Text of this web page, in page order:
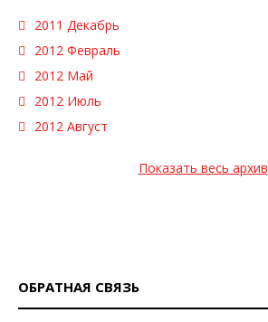
2011 Декабрь
2012 Февраль
2012 Май
2012 Июль
2012 Август
Показать весь архив
ОБРАТНАЯ СВЯЗЬ